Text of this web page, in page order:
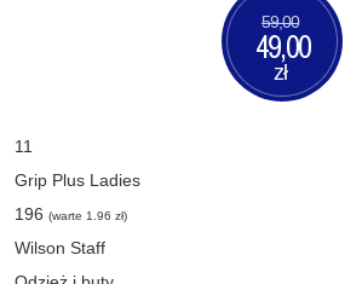
11
Grip Plus Ladies
196 (warte 1.96 zł)
Wilson Staff
59,00
49,00
zł